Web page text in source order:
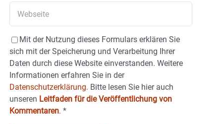
Mit der Nutzung dieses Formulars erklären Sie
sich mit der Speicherung und Verarbeitung Ihrer
Daten durch diese Website einverstanden. Weitere
Informationen erfahren Sie in der
Datenschutzerklärung. Bitte lesen Sie hier auch
unseren Leitfaden für die Veröffentlichung von
Kommentaren. *